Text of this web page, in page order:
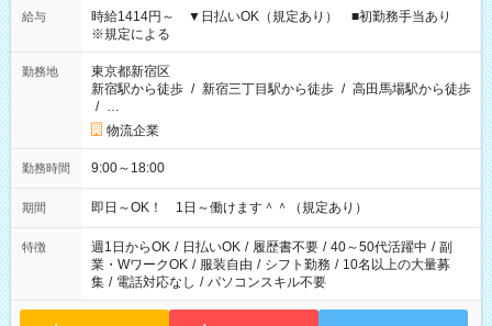
給与
時給1414円～ ▼日払いOK（規定あり） ■初勤務手当あり
※規定による
勤務地
東京都新宿区
新宿駅から徒歩 / 新宿三丁目駅から徒歩 / 高田馬場駅から徒歩
/ …
物流企業
勤務時間 9:00～18:00
期間 即日～OK！ 1日～働けます＾＾（規定あり）
特徴 週1日からOK / 日払いOK / 履歴書不要 / 40～50代活躍中 / 副
業・WワークOK / 服装自由 / シフト勤務 / 10名以上の大量募
集 / 電話対応なし / パソコンスキル不要